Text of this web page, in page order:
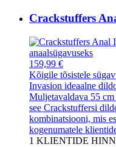
Crackstuffers
159,99 €
Kõigile tõsistele
Invasion ideaalne
Muljetavaldava 55
see Crackstuffersi
kombinatsiooni, mis
kogenumatele
1 KLIENTIDE